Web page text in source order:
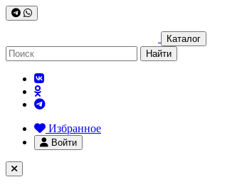
Каталог
Найти
Избранное
Войти